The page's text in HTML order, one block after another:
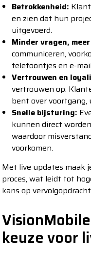
Betrokkenheid:
en zien dat hun
uitgevoerd.
Minder vragen,
communiceren,
telefoontjes en e-
Vertrouwen en
vertrouwen op.
bent over voortgang,
Snelle bijsturing:
kunnen direct
waardoor
voorkomen.
Met live updates maak
proces, wat leidt tot
kans op
keuze voor